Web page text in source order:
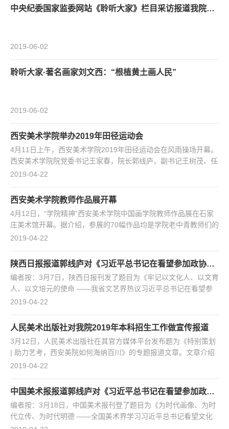
中央纪委国家监委网站《聆听大家》栏目采访报道我院名誉院长刘文西教授
2019-06-02
聆听大家·著名画家刘文西：“根植黄土画人民”
2019-06-02
西安美术学院举办2019年田径运动会
4月11日上午，西安美术学院2019年田径运动会在风雨操场开幕。
西安美术学院院党委书记王家春，院长郭线庐，副书记王树茂、任
晓峰，副院长贺丹、宋晓峰，纪委书记李翔宇，副院长朱尽晖，总
处室、教学单位负责人及各院系师生共计2100余人参加了开幕
式。开幕式上，全体师生共迎国旗、校旗，齐唱中华人民共和国国
歌。十四个代表队精神抖擞、整齐有序地步入运动场，各教学...
2019-04-22
西安美术学院教师作品展开幕
4月12日，“学院精神”西安美术学院中国画学院教师作品展在石家
庄美术馆开幕。据介绍，参展的70幅作品均是学院老中青教师们的
精品力作，无论是对艺术的探索，文化的传承，笔墨的研究，当代
庄美术馆共同主办，展出了西安美术学院中国画学院38位艺术家
70幅佳作，这些作品充分展示了中国画学院老中青几代教师的艺术
追求以及他们共同谱写的新时代的学院精神，展现了该院...
2019-04-22
陕西日报报道郭线庐对《习近平总书记在看望参加政协会议的文艺界社科界委员时发表的重要讲话》的学习心得
​编者按：3月7日，陕西日报刊发了题目为《牢记以文化人、以文育
人、以文培元的使命 ——我省文艺界热议习近平总书记在看望参
加政协会议的文艺界社科界委员时发表的重要讲话》的新闻通讯。
时表示，“习近平总书记的重要讲话既有对文艺工作意义的高度概
括，也有对文艺工作者践行‘培根铸魂’的殷切希望。” “习近平总书
记的重要讲话是美术工作者今后提升发展和改进...
2019-04-22
人民美术出版社对我院2019年本科招生工作做宣传报道
3月12日，人民美术出版社在其官方媒体平台发布题为《特别策划
| 助力艺考，西安美院如何海纳百川》的专题报道文章。文章介绍
了艺术高考生如何进入西安美术学院学习？如何在这里培养自己的
链接地址：https://www.sohu.com/a/300766489_611303
2019-04-22
中国美术报报道郭线庐对《习近平总书记在看望参加政协会议的文艺界社科界委员时发表的重要讲话》的学习心得
编者按：3月18日，中国美术报刊登了题目为《为时代画像、为时
代立传、为时代明德 ——全国美术界学习习近平总书记看望文化